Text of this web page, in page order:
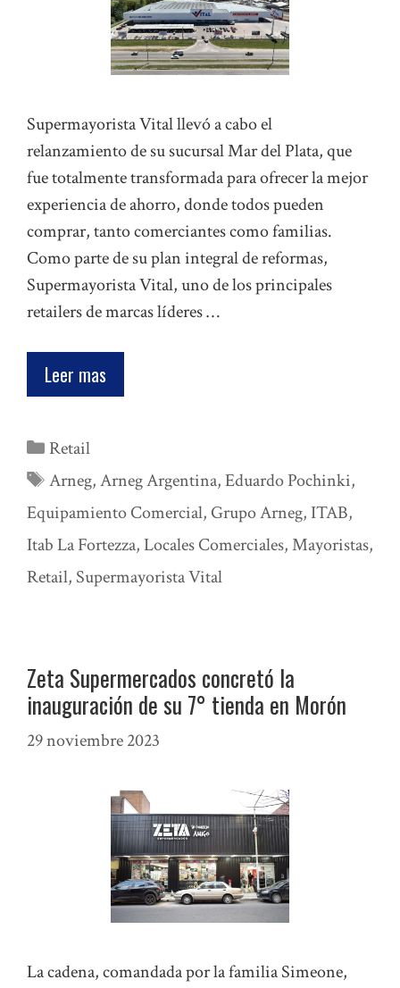
Supermayorista Vital llevó a cabo el
relanzamiento de su sucursal Mar del Plata, que
fue totalmente transformada para ofrecer la mejor
experiencia de ahorro, donde todos pueden
comprar, tanto comerciantes como familias.
Como parte de su plan integral de reformas,
Supermayorista Vital, uno de los principales
retailers de marcas líderes …
Leer mas
Categorías
Retail
Etiquetas
Arneg,Arneg Argentina,Eduardo Pochinki,
Equipamiento Comercial, Grupo Arneg, ITAB,
Itab La Fortezza,Locales Comerciales,Mayoristas,
Retail, Supermayorista Vital
Zeta Supermercados concretó la
inauguración de su 7° tienda en Morón
29 noviembre 2023
La cadena, comandada por la familia Simeone,